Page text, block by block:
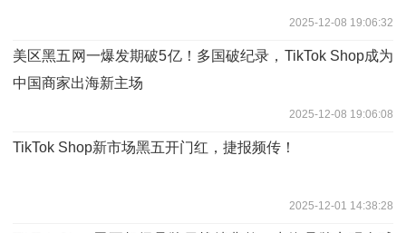
2025-12-08 19:06:32
美区黑五网一爆发期破5亿！多国破纪录，TikTok Shop成为
中国商家出海新主场
2025-12-08 19:06:08
TikTok Shop新市场黑五开门红，捷报频传！
2025-12-01 14:38:28